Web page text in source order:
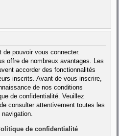
pouvoir vous connecter.
offre de nombreux avantages. Les
accorder des fonctionnalités
inscrits. Avant de vous inscrire,
de nos conditions
de confidentialité. Veuillez
consulter attentivement toutes les
de confidentialité